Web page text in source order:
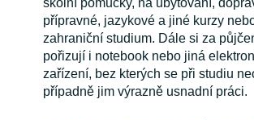
přípravné, jazykové a jiné kurzy
zahraniční studium. Dále si za
pořizují i notebook nebo jiná
zařízení, bez kterých se při studiu
případně jim výrazně usnadní práci.